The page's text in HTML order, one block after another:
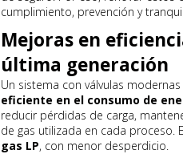
cumplimiento, prevención y
Mejoras en
última generación
Un sistema con válvulas
eficiente en el consumo de
reducir pérdidas de carga,
de gas utilizada en cada proceso.
gas LP, con menor desperdicio.